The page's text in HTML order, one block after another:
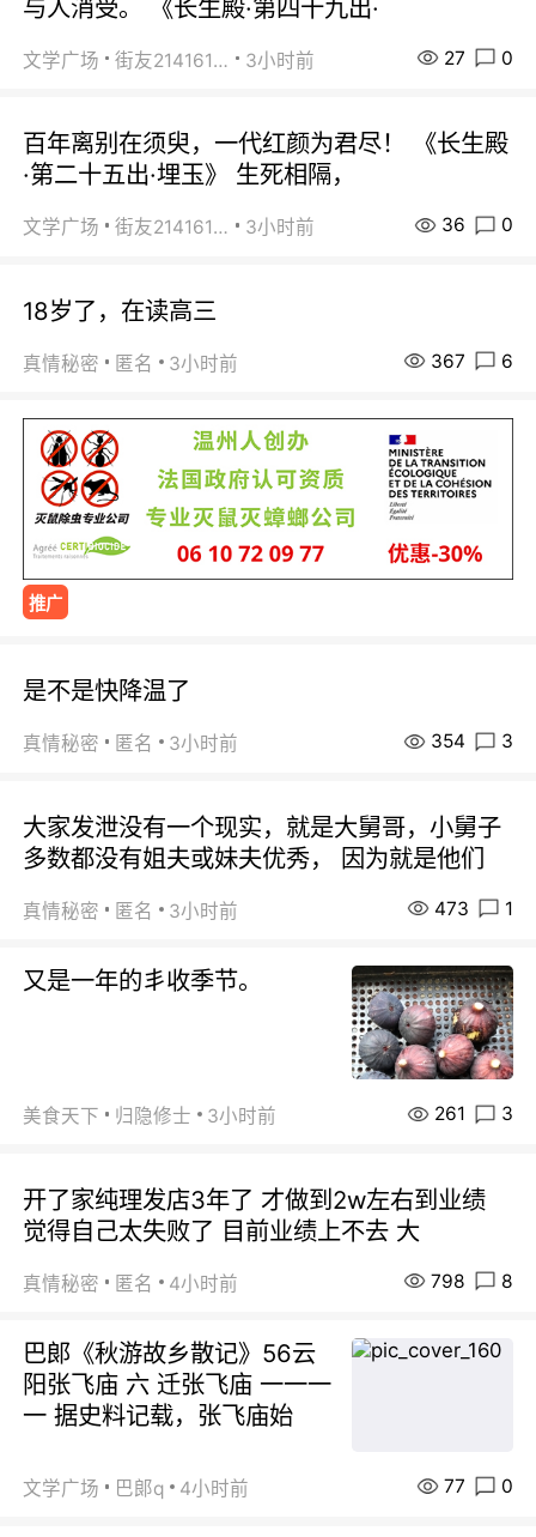
与人消受。 《长生殿·第四十九出·
文学广场 街友21416156 3小时前 27 0
百年离别在须臾，一代红颜为君尽！ 《长生殿
·第二十五出·埋玉》 生死相隔，
文学广场 街友21416156 3小时前 36 0
18岁了，在读高三
真情秘密 匿名 3小时前 367 6
推广
是不是快降温了
真情秘密 匿名 3小时前 354 3
大家发泄没有一个现实，就是大舅哥，小舅子
多数都没有姐夫或妹夫优秀， 因为就是他们
真情秘密 匿名 3小时前 473 1
又是一年的丯收季节。
美食天下 归隐修士 3小时前 261 3
开了家纯理发店3年了 才做到2w左右到业绩
觉得自己太失败了 目前业绩上不去 大
真情秘密 匿名 4小时前 798 8
巴郞《秋游故乡散记》56云
阳张飞庙 六 迁张飞庙 一一一
一 据史料记载，张飞庙始
文学广场 巴郞q 4小时前 77 0